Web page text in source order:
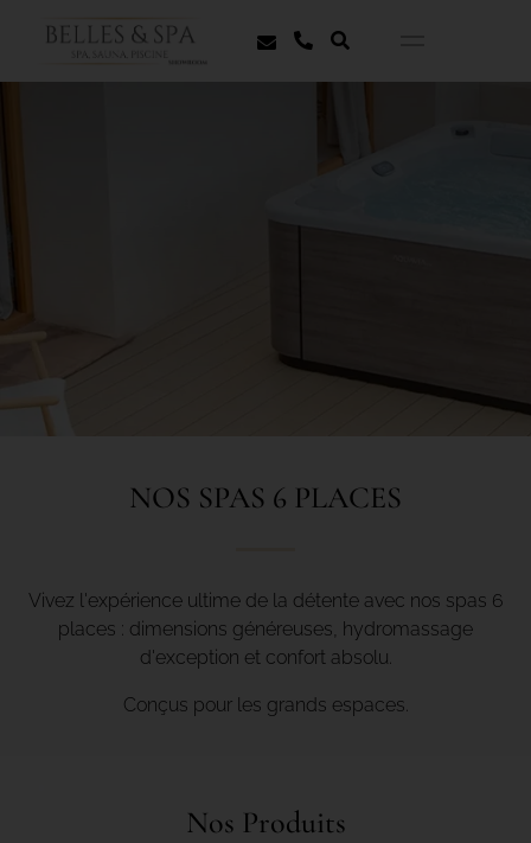
NOS SPAS 6 PLACES
Vivez l'expérience ultime de la détente avec nos spas 6
places : dimensions généreuses, hydromassage
d'exception et confort absolu.
Conçus pour les grands espaces.
Nos Produits